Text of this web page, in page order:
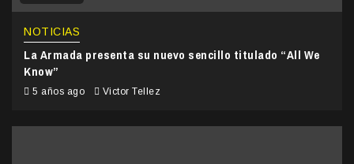
NOTICIAS
La Armada presenta su nuevo sencillo titulado “All We
Know”
5 años ago Victor Tellez